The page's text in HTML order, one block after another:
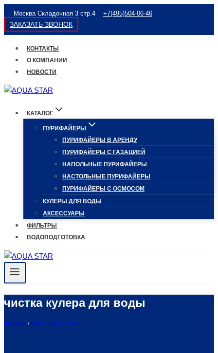
Перейти
к
содержимому
Москва Складочная 3 стр.4 +7(495)504-06-46
ЗАКАЗАТЬ ЗВОНОК
КОНТАКТЫ
О КОМПАНИИ
НОВОСТИ
КАТАЛОГ
ПУРИФАЙЕРЫ
ПУРИФАЙЕРЫ В АРЕНДУ
ПУРИФАЙЕРЫ С ГАЗАЦИЕЙ
НАПОЛЬНЫЕ ПУРИФАЙЕРЫ
НАСТОЛЬНЫЕ ПУРИФАЙЕРЫ
ПУРИФАЙЕРЫ С ОСМОСОМ
КУЛЕРЫ ДЛЯ ВОДЫ
АКСЕССУАРЫ
ФИЛЬТРЫ
ВОДОПОДГОТОВКА
чистка кулера для воды
ГЛАВНАЯ / ВОПРОСЫ И ОТВЕТЫ